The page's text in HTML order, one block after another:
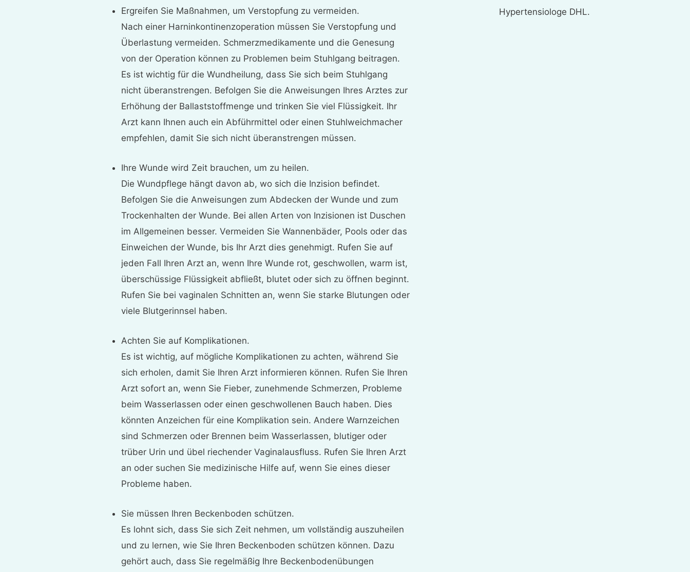
Ergreifen Sie Maßnahmen, um Verstopfung zu vermeiden.
Nach einer Harninkontinenzoperation müssen Sie Verstopfung und
Überlastung vermeiden. Schmerzmedikamente und die Genesung
von der Operation können zu Problemen beim Stuhlgang beitragen.
Es ist wichtig für die Wundheilung, dass Sie sich beim Stuhlgang
nicht überanstrengen. Befolgen Sie die Anweisungen Ihres Arztes zur
Erhöhung der Ballaststoffmenge und trinken Sie viel Flüssigkeit. Ihr
Arzt kann Ihnen auch ein Abführmittel oder einen Stuhlweichmacher
empfehlen, damit Sie sich nicht überanstrengen müssen.
Ihre Wunde wird Zeit brauchen, um zu heilen.
Die Wundpflege hängt davon ab, wo sich die Inzision befindet.
Befolgen Sie die Anweisungen zum Abdecken der Wunde und zum
Trockenhalten der Wunde. Bei allen Arten von Inzisionen ist Duschen
im Allgemeinen besser. Vermeiden Sie Wannenbäder, Pools oder das
Einweichen der Wunde, bis Ihr Arzt dies genehmigt. Rufen Sie auf
jeden Fall Ihren Arzt an, wenn Ihre Wunde rot, geschwollen, warm ist,
überschüssige Flüssigkeit abfließt, blutet oder sich zu öffnen beginnt.
Rufen Sie bei vaginalen Schnitten an, wenn Sie starke Blutungen oder
viele Blutgerinnsel haben.
Achten Sie auf Komplikationen.
Es ist wichtig, auf mögliche Komplikationen zu achten, während Sie
sich erholen, damit Sie Ihren Arzt informieren können. Rufen Sie Ihren
Arzt sofort an, wenn Sie Fieber, zunehmende Schmerzen, Probleme
beim Wasserlassen oder einen geschwollenen Bauch haben. Dies
könnten Anzeichen für eine Komplikation sein. Andere Warnzeichen
sind Schmerzen oder Brennen beim Wasserlassen, blutiger oder
trüber Urin und übel riechender Vaginalausfluss. Rufen Sie Ihren Arzt
an oder suchen Sie medizinische Hilfe auf, wenn Sie eines dieser
Probleme haben.
Sie müssen Ihren Beckenboden schützen.
Es lohnt sich, dass Sie sich Zeit nehmen, um vollständig auszuheilen
und zu lernen, wie Sie Ihren Beckenboden schützen können. Dazu
gehört auch, dass Sie regelmäßig Ihre Beckenbodenübungen
Hypertensiologe DHL.